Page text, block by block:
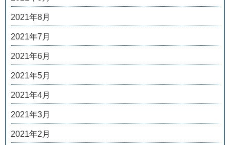
2021年8月
2021年7月
2021年6月
2021年5月
2021年4月
2021年3月
2021年2月